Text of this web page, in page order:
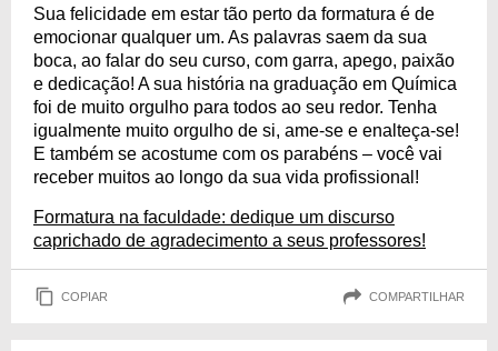
Sua felicidade em estar tão perto da formatura é de
emocionar qualquer um. As palavras saem da sua
boca, ao falar do seu curso, com garra, apego, paixão
e dedicação! A sua história na graduação em Química
foi de muito orgulho para todos ao seu redor. Tenha
igualmente muito orgulho de si, ame-se e enalteça-se!
E também se acostume com os parabéns – você vai
receber muitos ao longo da sua vida profissional!
Formatura na faculdade: dedique um discurso
caprichado de agradecimento a seus professores!
COPIAR COMPARTILHAR